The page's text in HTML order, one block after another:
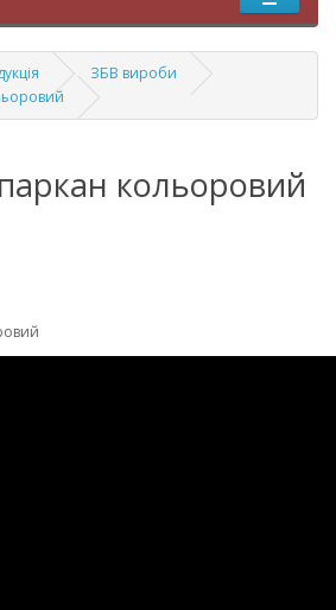
ЗБВ вироби
кольоровий